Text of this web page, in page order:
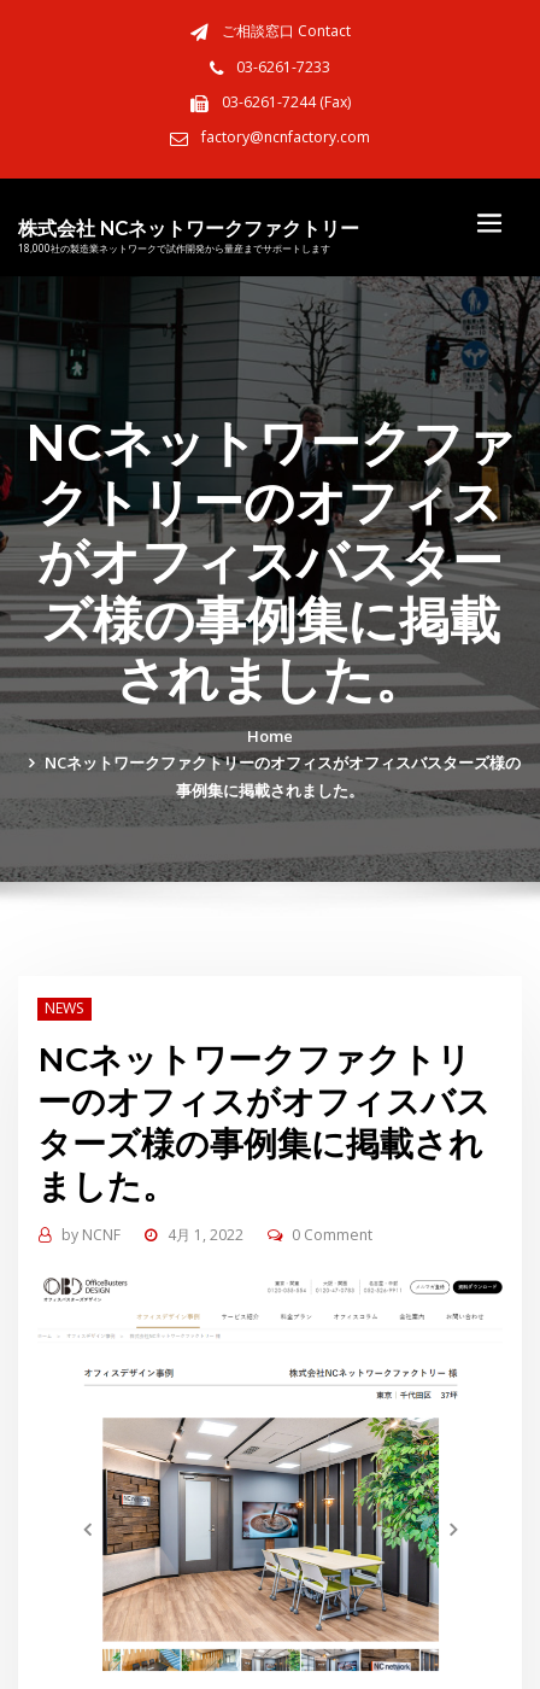
ご相談窓口 Contact
03-6261-7233
03-6261-7244 (Fax)
factory@ncnfactory.com
株式会社 NCネットワークファクトリー
18,000社の製造業ネットワークで試作開発から量産までサポートします
NCネットワークファ
クトリーのオフィス
がオフィスバスター
ズ様の事例集に掲載
されました。
Home
NCネットワークファクトリーのオフィスがオフィスバスターズ様の
事例集に掲載されました。
NEWS
NCネットワークファクトリ
ーのオフィスがオフィスバス
ターズ様の事例集に掲載され
ました。
by NCNF 4月 1, 2022 0 Comment